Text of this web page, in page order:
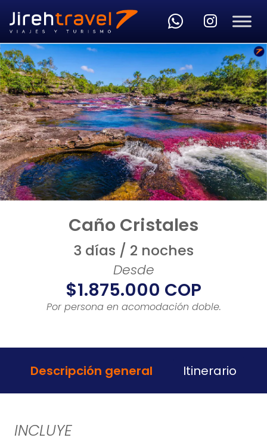
Caño Cristales
3 días / 2 noches
Desde
$1.875.000 COP
Por persona en acomodación doble.
Descripción general Itinerario
INCLUYE